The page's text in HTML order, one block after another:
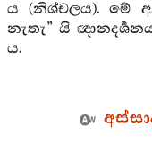
ය (නිශ්චලය). මේ
නැතැ” යි
ය.